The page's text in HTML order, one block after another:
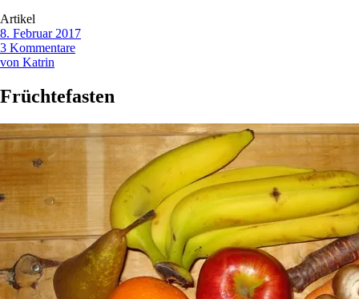
Artikel
8. Februar 2017
3 Kommentare
von Katrin
Früchtefasten